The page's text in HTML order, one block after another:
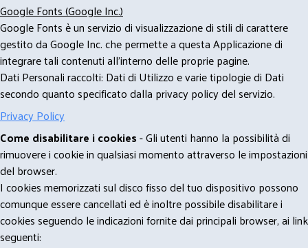
Google Fonts (Google Inc.)
Google Fonts è un servizio di visualizzazione di stili di carattere
gestito da Google Inc. che permette a questa Applicazione di
integrare tali contenuti all'interno delle proprie pagine.
Dati Personali raccolti: Dati di Utilizzo e varie tipologie di Dati
secondo quanto specificato dalla privacy policy del servizio.
Privacy Policy
Come disabilitare i cookies- Gli utenti hanno la possibilità di
rimuovere i cookie in qualsiasi momento attraverso le impostazioni
del browser.
I cookies memorizzati sul disco fisso del tuo dispositivo possono
comunque essere cancellati ed è inoltre possibile disabilitare i
cookies seguendo le indicazioni fornite dai principali browser, ai link
seguenti: